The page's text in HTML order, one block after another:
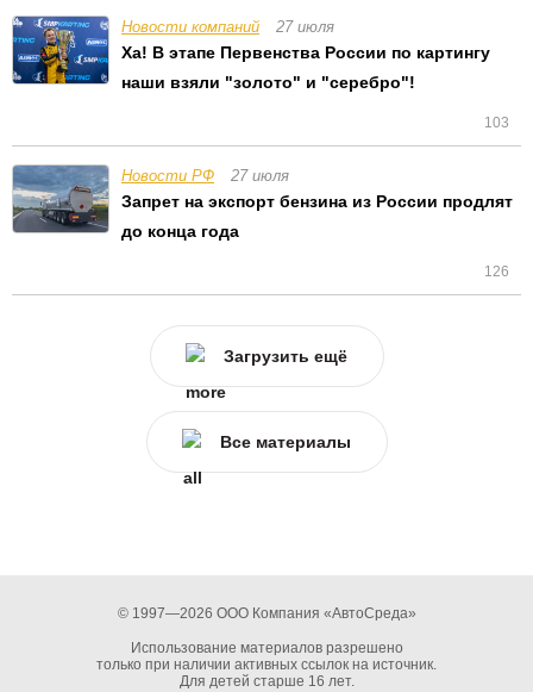
Новости компаний 27 июля
103
Ха! В этапе Первенства России по картингу
наши взяли "золото" и "серебро"!
Новости РФ 27 июля
126
Запрет на экспорт бензина из России продлят
до конца года
Загрузить ещё
Все материалы
© 1997—2026 ООО Компания «АвтоСреда»
Использование материалов разрешено
только при наличии активных ссылок на источник.
Для детей старше 16 лет.